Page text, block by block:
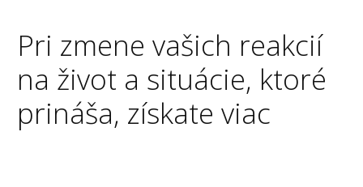
Pri zmene vašich reakcií
na život a situácie, ktoré
prináša, získate viac